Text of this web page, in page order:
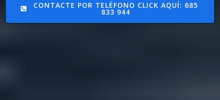
CONTACTE POR TELÉFONO CLICK AQUÍ: 685
833 944